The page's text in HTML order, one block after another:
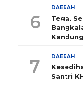
6
DAERAH
Tega,
7 DAERAH
Santri